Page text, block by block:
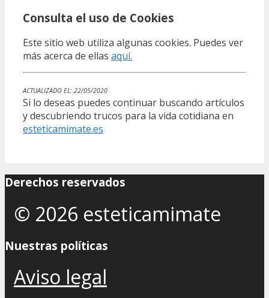
Consulta el uso de Cookies
Este sitio web utiliza algunas cookies. Puedes ver
más acerca de ellas aquí.
ACTUALIZADO EL: 22/05/2020
Si lo deseas puedes continuar buscando artículos
y descubriendo trucos para la vida cotidiana en
esteticamimate.es
Derechos reservados
© 2026 esteticamimate
Nuestras políticas
Aviso legal